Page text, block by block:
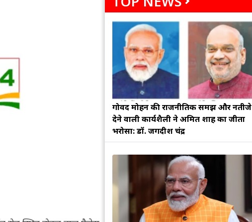
गोविंद मोहन की राजनीतिक समझ और नतीजे
देने वाली कार्यशैली ने अमित शाह का जीता
भरोसा: डॉ. जगदीश चंद्र